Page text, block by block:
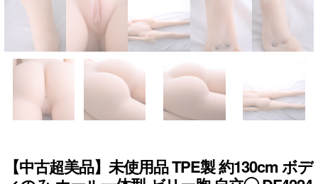
【中古超美品】未使用品 TPE製 約130cm ボデ